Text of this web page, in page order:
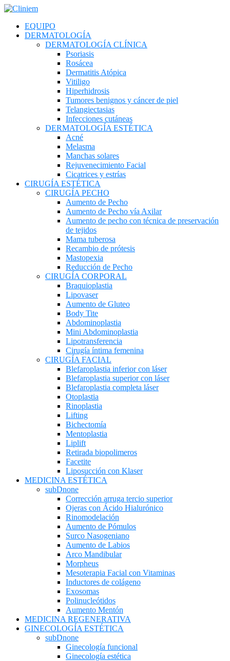
EQUIPO
DERMATOLOGÍA
DERMATOLOGÍA CLÍNICA
Psoriasis
Rosácea
Dermatitis Atópica
Vitiligo
Hiperhidrosis
Tumores benignos y cáncer de piel
Telangiectasias
Infecciones cutáneas
DERMATOLOGÍA ESTÉTICA
Acné
Melasma
Manchas solares
Rejuvenecimiento Facial
Cicatrices y estrías
CIRUGÍA ESTÉTICA
CIRUGÍA PECHO
Aumento de Pecho
Aumento de Pecho vía Axilar
Aumento de pecho con técnica de preservación
de tejidos
Mama tuberosa
Recambio de prótesis
Mastopexia
Reducción de Pecho
CIRUGÍA CORPORAL
Braquioplastia
Lipovaser
Aumento de Gluteo
Body Tite
Abdominoplastia
Mini Abdominoplastia
Lipotransferencia
Cirugía íntima femenina
CIRUGÍA FACIAL
Blefaroplastia inferior con láser
Blefaroplastia superior con láser
Blefaroplastia completa láser
Otoplastia
Rinoplastia
Lifting
Bichectomía
Mentoplastia
Liplift
Retirada biopolimeros
Facetite
Liposucción con Klaser
MEDICINA ESTÉTICA
subDnone
Corrección arruga tercio superior
Ojeras con Ácido Hialurónico
Rinomodelación
Aumento de Pómulos
Surco Nasogeniano
Aumento de Labios
Arco Mandibular
Morpheus
Mesoterapia Facial con Vitaminas
Inductores de colágeno
Exosomas
Polinucleótidos
Aumento Mentón
MEDICINA REGENERATIVA
GINECOLOGÍA ESTÉTICA
subDnone
Ginecología funcional
Ginecología estética